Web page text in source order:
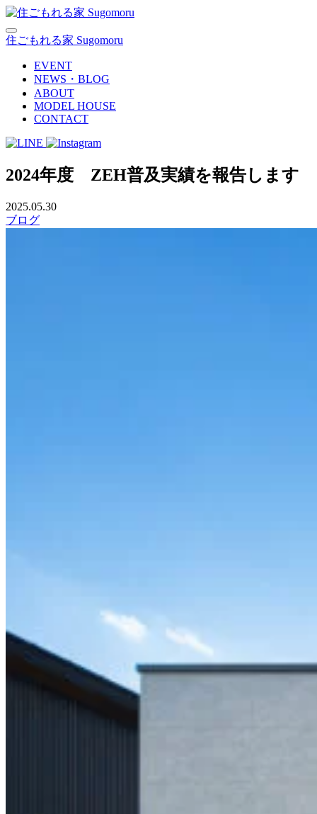
住ごもれる家 Sugomoru
EVENT
NEWS・BLOG
ABOUT
MODEL HOUSE
CONTACT
2024年度 ZEH普及実績を報告します
2025.05.30
ブログ